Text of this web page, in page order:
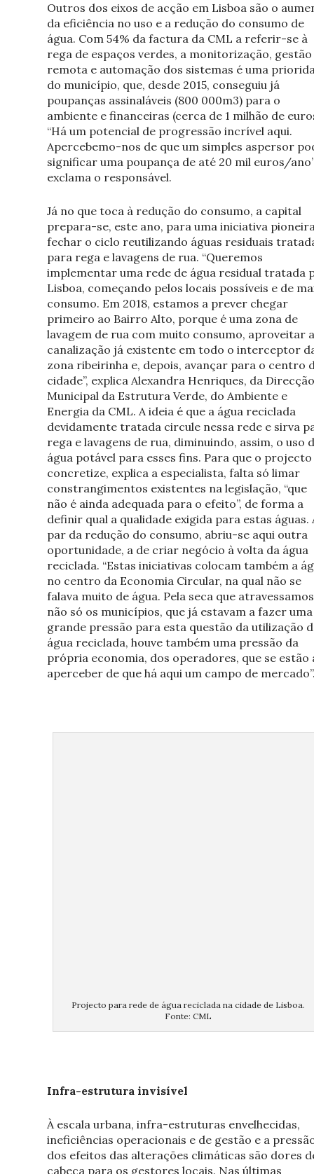
Outros dos eixos de acção em Lisboa são o
da eficiência no uso e a redução do consumo de
água. Com 54% da factura da CML a referir-se à
rega de espaços verdes, a monitorização, gestão
remota e automação dos sistemas é uma
do município, que, desde 2015, conseguiu já
poupanças assinaláveis (800 000m3) para o
ambiente e financeiras (cerca de 1 milhão de
“Há um potencial de progressão incrível aqui.
Apercebemo-nos de que um simples aspersor
significar uma poupança de até 20 mil euros/
exclama o responsável.
Já no que toca à redução do consumo, a capital
prepara-se, este ano, para uma iniciativa
fechar o ciclo reutilizando águas residuais
para rega e lavagens de rua. “Queremos
implementar uma rede de água residual tratada
Lisboa, começando pelos locais possíveis e de
consumo. Em 2018, estamos a prever chegar
primeiro ao Bairro Alto, porque é uma zona de
lavagem de rua com muito consumo, aproveitar a
canalização já existente em todo o interceptor
zona ribeirinha e, depois, avançar para o centro
cidade”, explica Alexandra Henriques, da Direcção
Municipal da Estrutura Verde, do Ambiente e
Energia da CML. A ideia é que a água reciclada
devidamente tratada circule nessa rede e sirva
rega e lavagens de rua, diminuindo, assim, o uso
água potável para esses fins. Para que o projecto
concretize, explica a especialista, falta só limar
constrangimentos existentes na legislação, “que
não é ainda adequada para o efeito”, de forma a
definir qual a qualidade exigida para estas águas.
par da redução do consumo, abriu-se aqui outra
oportunidade, a de criar negócio à volta da água
reciclada. “Estas iniciativas colocam também a
no centro da Economia Circular, na qual não se
falava muito de água. Pela seca que
não só os municípios, que já estavam a fazer uma
grande pressão para esta questão da utilização
água reciclada, houve também uma pressão da
própria economia, dos operadores, que se estão
aperceber de que há aqui um campo de
Projecto para rede de água reciclada na cidade de Lisboa.
Fonte: CML
Infra-estrutura invisível
À escala urbana, infra-estruturas envelhecidas,
ineficiências operacionais e de gestão e a
dos efeitos das alterações climáticas são dores
cabeça para os gestores locais. Nas últimas